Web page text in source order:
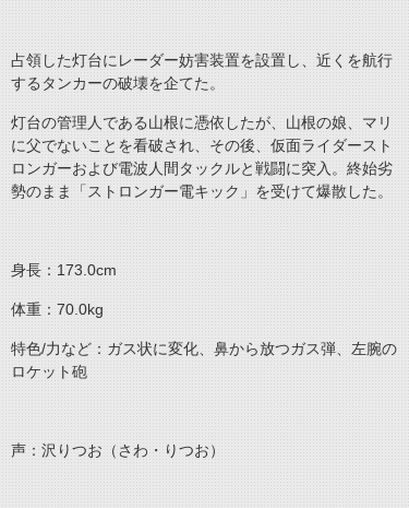
占領した灯台にレーダー妨害装置を設置し、近くを航行
するタンカーの破壊を企てた。
灯台の管理人である山根に憑依したが、山根の娘、マリ
に父でないことを看破され、その後、仮面ライダースト
ロンガーおよび電波人間タックルと戦闘に突入。終始劣
勢のまま「ストロンガー電キック」を受けて爆散した。
身長：173.0cm
体重：70.0kg
特色/力など：ガス状に変化、鼻から放つガス弾、左腕の
ロケット砲
声：沢りつお（さわ・りつお）